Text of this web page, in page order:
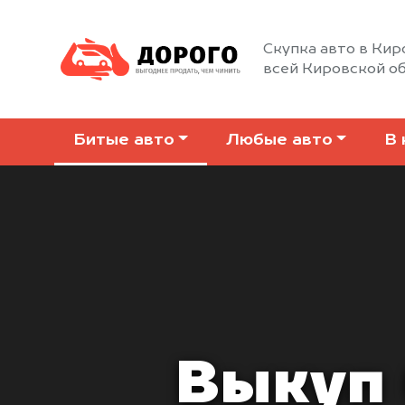
Скупка авто в
всей Кировской
Битые авто Любые авто В
Выкуп